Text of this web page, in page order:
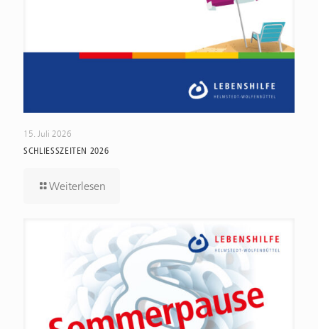
15. Juli 2026
SCHLIESSZEITEN 2026
Weiterlesen